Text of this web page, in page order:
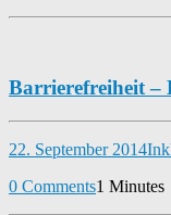
Barrierefreiheit –
22. September 2014
0 Comments1 Minutes